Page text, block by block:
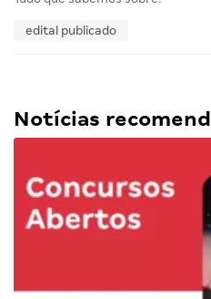
edital publicado
Notícias